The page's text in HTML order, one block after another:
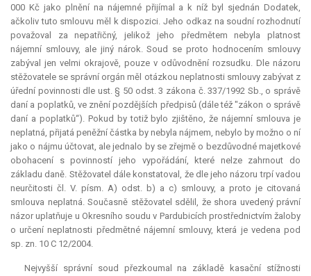
000 Kč jako plnění na nájemné přijímal a k níž byl sjednán Dodatek,
ačkoliv tuto smlouvu měl k dispozici. Jeho odkaz na soudní rozhodnutí
považoval za nepatřičný, jelikož jeho předmětem nebyla platnost
nájemní smlouvy, ale jiný nárok. Soud se proto hodnocením smlouvy
zabýval jen velmi okrajově, pouze v odůvodnění rozsudku. Dle názoru
stěžovatele se správní orgán měl otázkou neplatnosti smlouvy zabývat z
úřední povinnosti dle ust. § 50 odst. 3 zákona č. 337/1992 Sb., o správě
daní a poplatků, ve znění pozdějších předpisů (dále též "zákon o správě
daní a poplatků“). Pokud by totiž bylo zjištěno, že nájemní smlouva je
neplatná, přijatá peněžní částka by nebyla nájmem, nebylo by možno o ní
jako o nájmu účtovat, ale jednalo by se zřejmě o bezdůvodné majetkové
obohacení s povinností jeho vypořádání, které nelze zahrnout do
základu daně. Stěžovatel dále konstatoval, že dle jeho názoru trpí vadou
neurčitosti čl. V. písm. A) odst. b) a c) smlouvy, a proto je citovaná
smlouva neplatná. Současně stěžovatel sdělil, že shora uvedený právní
názor uplatňuje u Okresního soudu v Pardubicích prostřednictvím žaloby
o určení neplatnosti předmětné nájemní smlouvy, která je vedena pod
sp. zn. 10 C 12/2004.
Nejvyšší správní soud přezkoumal na základě kasační stížnosti